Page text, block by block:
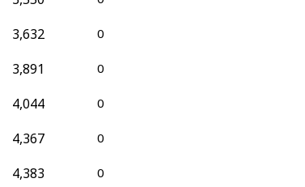
0
3,632
0
3,891
0
4,044
0
4,367
0
4,383